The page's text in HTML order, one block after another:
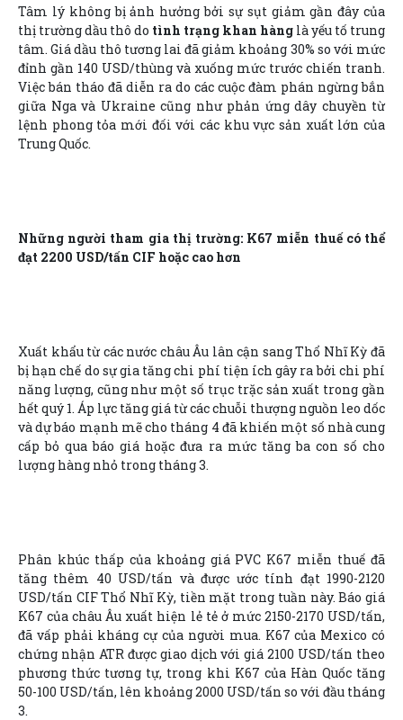
Tâm lý không bị ảnh hưởng bởi sự sụt giảm gần đây của
thị trường dầu thô do tình trạng khan hàng là yếu tố trung
tâm. Giá dầu thô tương lai đã giảm khoảng 30% so với mức
đỉnh gần 140 USD/thùng và xuống mức trước chiến tranh.
Việc bán tháo đã diễn ra do các cuộc đàm phán ngừng bắn
giữa Nga và Ukraine cũng như phản ứng dây chuyền từ
lệnh phong tỏa mới đối với các khu vực sản xuất lớn của
Trung Quốc.
Những người tham gia thị trường: K67 miễn thuế có thể
đạt 2200 USD/tấn CIF hoặc cao hơn
Xuất khẩu từ các nước châu Âu lân cận sang Thổ Nhĩ Kỳ đã
bị hạn chế do sự gia tăng chi phí tiện ích gây ra bởi chi phí
năng lượng, cũng như một số trục trặc sản xuất trong gần
hết quý 1. Áp lực tăng giá từ các chuỗi thượng nguồn leo dốc
và dự báo mạnh mẽ cho tháng 4 đã khiến một số nhà cung
cấp bỏ qua báo giá hoặc đưa ra mức tăng ba con số cho
lượng hàng nhỏ trong tháng 3.
Phân khúc thấp của khoảng giá PVC K67 miễn thuế đã
tăng thêm 40 USD/tấn và được ước tính đạt 1990-2120
USD/tấn CIF Thổ Nhĩ Kỳ, tiền mặt trong tuần này. Báo giá
K67 của châu Âu xuất hiện lẻ tẻ ở mức 2150-2170 USD/tấn,
đã vấp phải kháng cự của người mua. K67 của Mexico có
chứng nhận ATR được giao dịch với giá 2100 USD/tấn theo
phương thức tương tự, trong khi K67 của Hàn Quốc tăng
50-100 USD/tấn, lên khoảng 2000 USD/tấn so với đầu tháng
3.